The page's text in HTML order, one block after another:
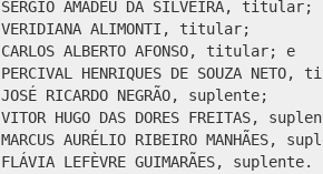
SERGIO AMADEU DA SILVEIRA, titular;
VERIDIANA ALIMONTI, titular;
CARLOS ALBERTO AFONSO, titular; e
PERCIVAL HENRIQUES DE SOUZA
JOSÉ RICARDO NEGRÃO, suplente;
VITOR HUGO DAS DORES FREITAS,
MARCUS AURÉLIO RIBEIRO MANHÃES,
FLÁVIA LEFÈVRE GUIMARÃES, suplente.